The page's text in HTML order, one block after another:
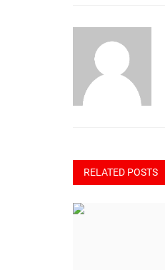
RELATED POSTS